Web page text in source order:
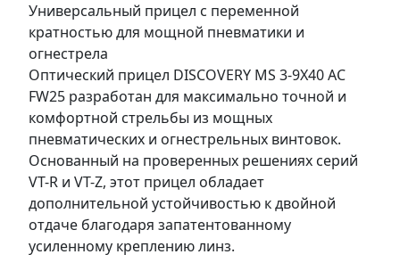
Универсальный прицел с переменной
кратностью для мощной пневматики и
огнестрела
Оптический прицел DISCOVERY MS 3-9X40 AC
FW25 разработан для максимально точной и
комфортной стрельбы из мощных
пневматических и огнестрельных винтовок.
Основанный на проверенных решениях серий
VT-R и VT-Z, этот прицел обладает
дополнительной устойчивостью к двойной
отдаче благодаря запатентованному
усиленному креплению линз.